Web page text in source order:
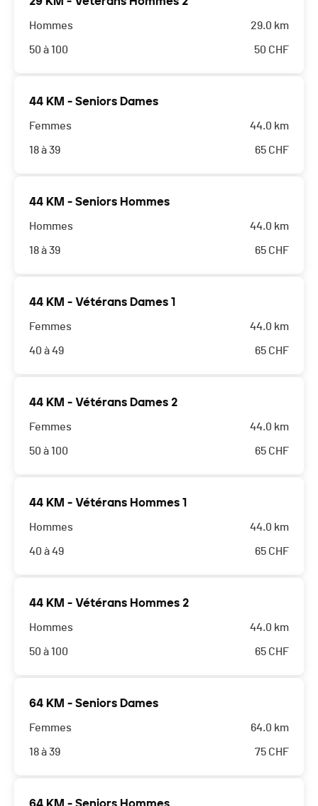
Hommes
50 à 100
29.0 km
50 CHF
44 KM - Seniors Dames
Femmes
18 à 39
44.0 km
65 CHF
44 KM - Seniors Hommes
Hommes
18 à 39
44.0 km
65 CHF
44 KM - Vétérans Dames 1
Femmes
40 à 49
44.0 km
65 CHF
44 KM - Vétérans Dames 2
Femmes
50 à 100
44.0 km
65 CHF
44 KM - Vétérans Hommes 1
Hommes
40 à 49
44.0 km
65 CHF
44 KM - Vétérans Hommes 2
Hommes
50 à 100
44.0 km
65 CHF
64 KM - Seniors Dames
Femmes
18 à 39
64.0 km
75 CHF